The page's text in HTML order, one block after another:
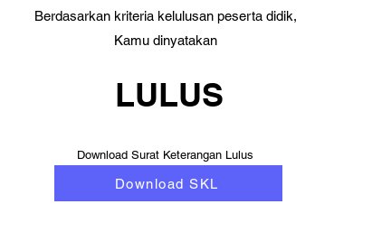
Berdasarkan kriteria kelulusan peserta didik,
Kamu dinyatakan
LULUS
Download Surat Keterangan Lulus
Download SKL